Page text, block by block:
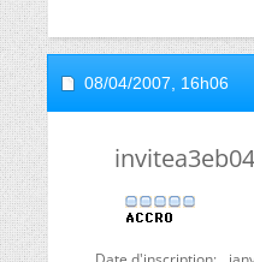
08/04/2007, 16h06